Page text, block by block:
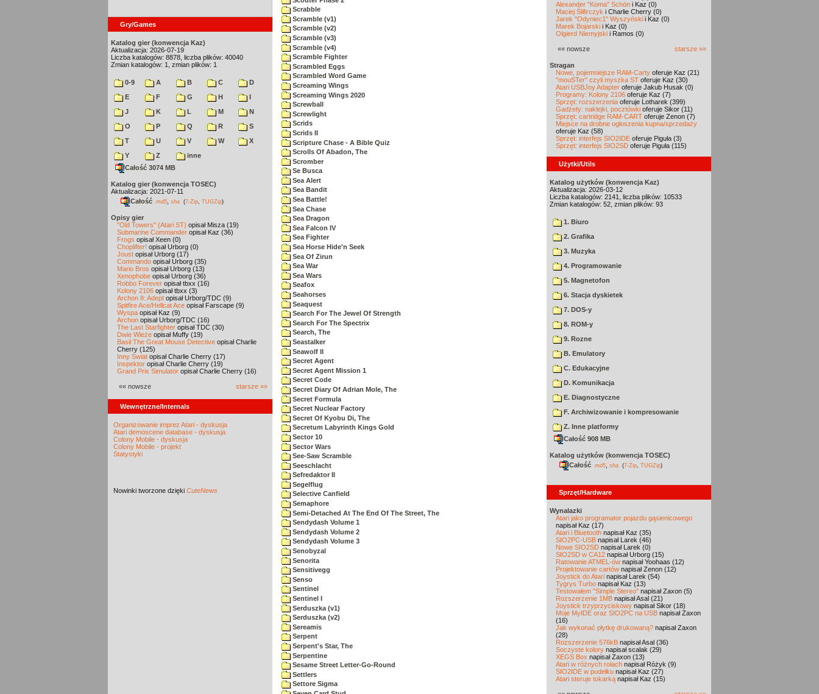
Gry/Games
Katalog gier (konwencja Kaz)
Aktualizacja: 2026-07-19
Liczba katalogów: 8878, liczba plików: 40040
Zmian katalogów: 1, zmian plików: 1
0-9 A B C
D
E
F G H
I
J
K L M
N
O
P Q R
S
T
U V W
X
Y
Z
inne
Całość 3074 MB
Katalog gier (konwencja TOSEC)
Aktualizacja: 2021-07-11
Całość md5 sha (7-Zip TUGZip)
Opisy gier
"Old Towers" (Atari ST) opisał Misza (19)
Submarine Commander opisał Kaz (36)
Frogs opisał Xeen (0)
Choplifter! opisał Urborg (0)
Joust opisał Urborg (17)
Commando opisał Urborg (35)
Mario Bros opisał Urborg (13)
Xenophobe opisał Urborg (36)
Robbo Forever opisał tbxx (16)
Kolony 2106 opisał tbxx (3)
Archon II: Adept opisał Urborg/TDC (9)
Spitfire Ace/Hellcat Ace opisał Farscape (9)
Wyspa opisał Kaz (9)
Archon opisał Urborg/TDC (16)
The Last Starfighter opisał TDC (30)
Dwie Wieże opisał Muffy (19)
Basil The Great Mouse Detective opisał Charlie
Cherry (125)
Inny Świat opisał Charlie Cherry (17)
Inspektor opisał Charlie Cherry (19)
Grand Prix Simulator opisał Charlie Cherry (16)
«« nowsze starsze »»
Wewnętrzne/Internals
Organizowanie imprez Atari - dyskusja
Atari demoscene database - dyskusja
Colony Mobile - dyskusja
Colony Mobile - projekt
Statystyki
Nowinki tworzone dzięki CuteNews
Scrabble
Scramble (v1)
Scramble (v2)
Scramble (v3)
Scramble (v4)
Scramble Fighter
Scrambled Eggs
Scrambled Word Game
Screaming Wings
Screaming Wings 2020
Screwball
Screwlight
Scrids
Scrids II
Scripture Chase - A Bible Quiz
Scrolls Of Abadon, The
Scromber
Se Busca
Sea Alert
Sea Bandit
Sea Battle!
Sea Chase
Sea Dragon
Sea Falcon IV
Sea Fighter
Sea Horse Hide'n Seek
Sea Of Zirun
Sea War
Sea Wars
Seafox
Seahorses
Seaquest
Search For The Jewel Of Strength
Search For The Spectrix
Search, The
Seastalker
Seawolf II
Secret Agent
Secret Agent Mission 1
Secret Code
Secret Diary Of Adrian Mole, The
Secret Formula
Secret Nuclear Factory
Secret Of Kyobu Di, The
Secretum Labyrinth Kings Gold
Sector 10
Sector Wars
See-Saw Scramble
Seeschlacht
Sefredaktor II
Segelflug
Selective Canfield
Semaphore
Semi-Detached At The End Of The Street, The
Sendydash Volume 1
Sendydash Volume 2
Sendydash Volume 3
Senobyzal
Senorita
Sensitivegg
Senso
Sentinel
Sentinel I
Serduszka (v1)
Serduszka (v2)
Sereamis
Serpent
Serpent's Star, The
Serpentine
Sesame Street Letter-Go-Round
Settlers
Settore Sigma
Alexander "Koma" Schön i Kaz (0)
Maciej Ślifirczyk i Charlie Cherry (0)
Jarek "Odyniec1" Wyszyński i Kaz (0)
Marek Bojarski i Kaz (0)
Olgierd Niemyjski i Ramos (0)
«« nowsze starsze »»
Stragan
Nowe, pojemniejsze RAM-Carty oferuje Kaz (21)
"mouSTer" czyli myszka ST oferuje Kaz (30)
Atari USBJoy Adapter oferuje Jakub Husak (0)
Programy: Kolony 2106 oferuje Kaz (7)
Sprzęt: rozszerzenia oferuje Lotharek (399)
Gadżety: naklejki, pocztówki oferuje Sikor (11)
Sprzęt: cartridge RAM-CART oferuje Zenon (7)
Miejsce na drobne ogłoszenia kupna/sprzedaży
oferuje Kaz (58)
Sprzęt: interfejs SIO2IDE oferuje Piguła (3)
Sprzęt: interfejs SIO2SD oferuje Piguła (115)
Użytki/Utils
Katalog użytków (konwencja Kaz)
Aktualizacja: 2026-03-12
Liczba katalogów: 2141, liczba plików: 10533
Zmian katalogów: 52, zmian plików: 93
1. Biuro
2. Grafika
3. Muzyka
4. Programowanie
5. Magnetofon
6. Stacja dyskietek
7. DOS-y
8. ROM-y
9. Rozne
B. Emulatory
C. Edukacyjne
D. Komunikacja
E. Diagnostyczne
F. Archiwizowanie i kompresowanie
Z. Inne platformy
Całość 908 MB
Katalog użytków (konwencja TOSEC)
Całość md5 sha (7-Zip TUGZip)
Sprzęt/Hardware
Wynalazki
Atari jako programator pojazdu gąsienicowego
napisał Kaz (17)
Atari i Bluetooth napisał Kaz (35)
SIO2PC-USB napisał Larek (46)
Nowe SIO2SD napisał Larek (0)
SIO2SD w CA12 napisał Urborg (15)
Ratowanie ATMEL-ów napisał Yoohaas (12)
Projektowanie cartów napisał Zenon (12)
Joystick do Atari napisał Larek (54)
Tygrys Turbo napisał Kaz (13)
Testowałem "Simple Stereo" napisał Zaxon (5)
Rozszerzenie 1MB napisał Asal (21)
Joystick trzyprzyciskowy napisał Sikor (18)
Moje MyIDE oraz SIO2PC na USB napisał Zaxon
(16)
Jak wykonać płytkę drukowaną? napisał Zaxon
(28)
Rozszerzenie 576kB napisał Asal (36)
Soczyste kolory napisał scalak (29)
XEGS Box napisał Zaxon (13)
Atari w różnych rolach napisał Różyk (9)
SIO2IDE w pudełku napisał Kaz (27)
Atari steruje tokarką napisał Kaz (15)